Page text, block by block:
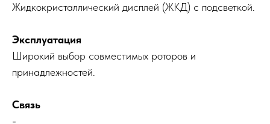
Жидкокристаллический дисплей (ЖКД) с подсветкой.
Эксплуатация
Широкий выбор совместимых роторов и
принадлежностей.
Связь
-